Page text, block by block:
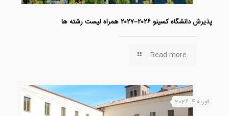
پذیرش دانشگاه کسینو ۲۰۲۶–۲۰۲۷ همراه لیست رشته ها
Read more
فوریه 4, 2026